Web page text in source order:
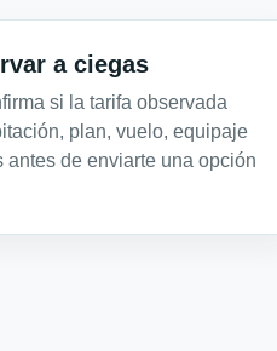
a ciegas
si la tarifa observada
plan, vuelo, equipaje
antes de enviarte una opción